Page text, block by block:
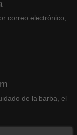
correo electrónico,
de la barba, el